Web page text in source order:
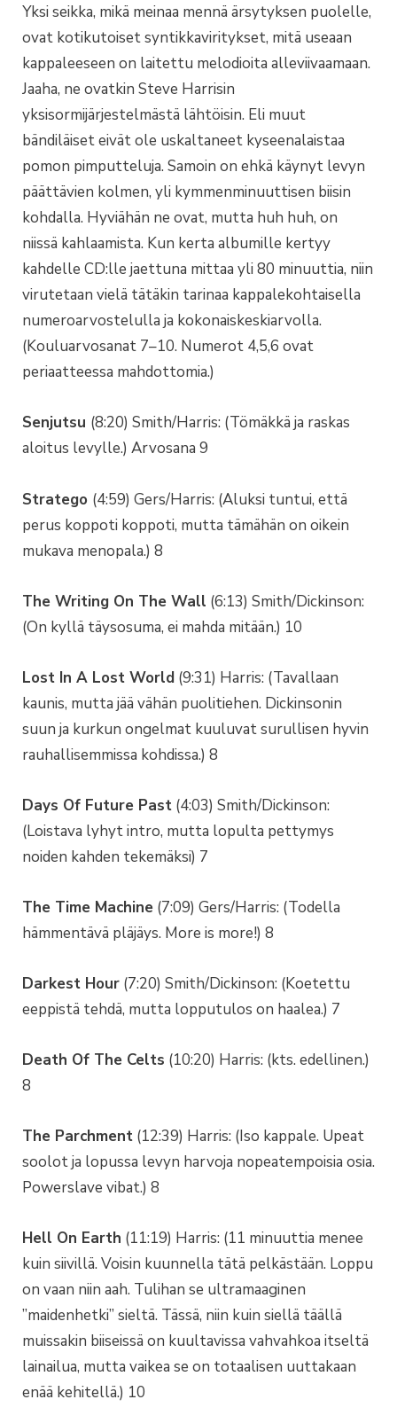
Yksi seikka, mikä meinaa mennä ärsytyksen puolelle,
ovat kotikutoiset syntikkaviritykset, mitä useaan
kappaleeseen on laitettu melodioita alleviivaamaan.
Jaaha, ne ovatkin Steve Harrisin
yksisormijärjestelmästä lähtöisin. Eli muut
bändiläiset eivät ole uskaltaneet kyseenalaistaa
pomon pimputteluja. Samoin on ehkä käynyt levyn
päättävien kolmen, yli kymmenminuuttisen biisin
kohdalla. Hyviähän ne ovat, mutta huh huh, on
niissä kahlaamista. Kun kerta albumille kertyy
kahdelle CD:lle jaettuna mittaa yli 80 minuuttia, niin
virutetaan vielä tätäkin tarinaa kappalekohtaisella
numeroarvostelulla ja kokonaiskeskiarvolla.
(Kouluarvosanat 7–10. Numerot 4,5,6 ovat
periaatteessa mahdottomia.)
Senjutsu (8:20) Smith/Harris: (Tömäkkä ja raskas
aloitus levylle.) Arvosana 9
Stratego (4:59) Gers/Harris: (Aluksi tuntui, että
perus koppoti koppoti, mutta tämähän on oikein
mukava menopala.) 8
The Writing On The Wall (6:13) Smith/Dickinson:
(On kyllä täysosuma, ei mahda mitään.) 10
Lost In A Lost World (9:31) Harris: (Tavallaan
kaunis, mutta jää vähän puolitiehen. Dickinsonin
suun ja kurkun ongelmat kuuluvat surullisen hyvin
rauhallisemmissa kohdissa.) 8
Days Of Future Past (4:03) Smith/Dickinson:
(Loistava lyhyt intro, mutta lopulta pettymys
noiden kahden tekemäksi) 7
The Time Machine (7:09) Gers/Harris: (Todella
hämmentävä pläjäys. More is more!) 8
Darkest Hour (7:20) Smith/Dickinson: (Koetettu
eeppistä tehdä, mutta lopputulos on haalea.) 7
Death Of The Celts (10:20) Harris: (kts. edellinen.)
8
The Parchment (12:39) Harris: (Iso kappale. Upeat
soolot ja lopussa levyn harvoja nopeatempoisia osia.
Powerslave vibat.) 8
Hell On Earth (11:19) Harris: (11 minuuttia menee
kuin siivillä. Voisin kuunnella tätä pelkästään. Loppu
on vaan niin aah. Tulihan se ultramaaginen
”maidenhetki” sieltä. Tässä, niin kuin siellä täällä
muissakin biiseissä on kuultavissa vahvahkoa itseltä
lainailua, mutta vaikea se on totaalisen uuttakaan
enää kehitellä.) 10